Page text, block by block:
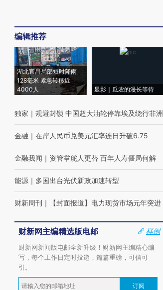
编辑推荐
湖北宜昌局部短时降雨
128毫米 紧急转移近
4000人
显影｜瓜农的漫长等待
独家 ｜ 规避封锁 中国超大油轮停靠埃及绕行非洲
金融 ｜ 在岸人民币兑美元汇率连日升破6.75
金融我闻 ｜ 资管掌舵人更替 百年人寿僵局何解
能源 ｜ 多国出台光伏新政加速转型
财新周刊 ｜ 【封面报道】电力现货市场元年突进
财新网主编精选版电邮
样例
财新网新闻版电邮全新升级！财新网主编精心编
写，每个工作日定时投递，篇篇重磅，可信可
引。
订阅